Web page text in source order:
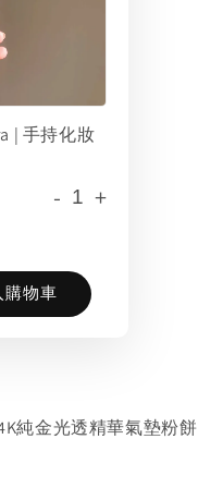
| 手持化妝
- +
購物車
純金光透精華氣墊粉餅